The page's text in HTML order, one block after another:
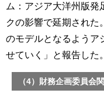
ム：アジア大洋州版
クの影響で延期された
のモデルとなるようア
せていく」と報告した。
（4）財務企画委員会